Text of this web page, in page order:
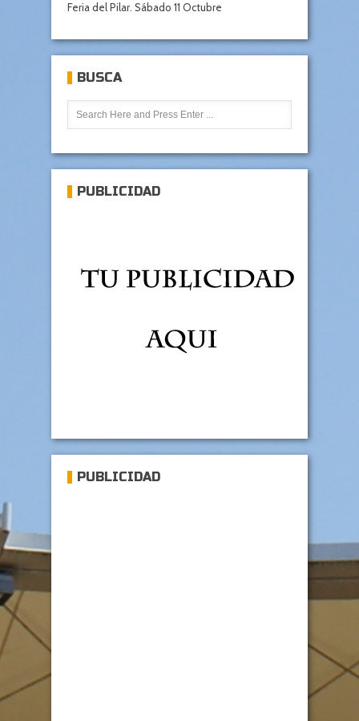
Feria del Pilar. Sábado 11 Octubre
BUSCA
PUBLICIDAD
PUBLICIDAD